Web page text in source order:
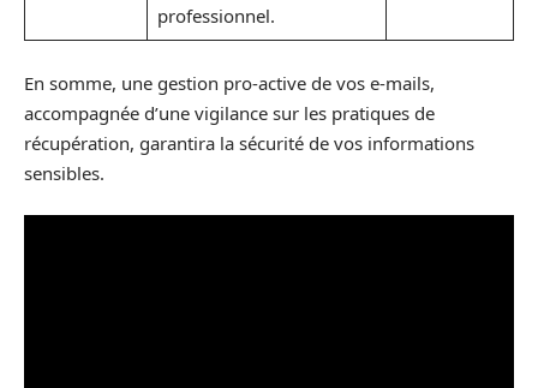
professionnel.
En somme, une gestion pro-active de vos e-mails,
accompagnée d’une vigilance sur les pratiques de
récupération, garantira la sécurité de vos informations
sensibles.